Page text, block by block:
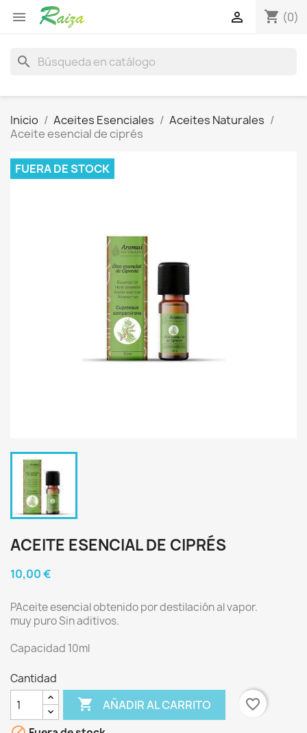
 shopping_cart (0)

search
Inicio Aceites Esenciales
Aceites Naturales
Aceite esencial de ciprés
FUERA DE STOCK
ACEITE ESENCIAL DE CIPRÉS
10,00 €
PAceite esencial obtenido por destilación al vapor.
muy puro Sin aditivos.
Capacidad 10ml
Cantidad
 AÑADIR AL CARRITO
favorite_border